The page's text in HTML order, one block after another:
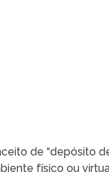
de “depósito
físico ou